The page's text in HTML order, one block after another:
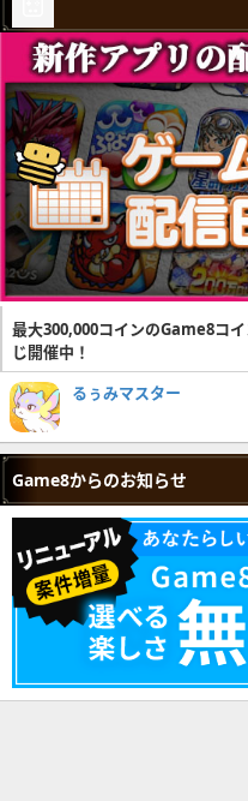
最大300,000コインのGame8コ
じ開催中！
るぅみマスター
Game8からのお知らせ